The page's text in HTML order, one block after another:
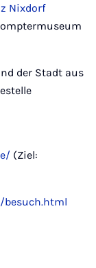
Nixdorf
der Stadt aus
(Ziel: